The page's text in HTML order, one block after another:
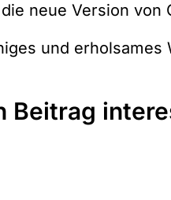
neue Version
und erholsames
Beitrag